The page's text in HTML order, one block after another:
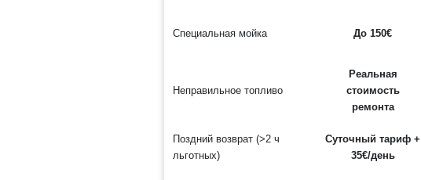
Специальная мойка До 150€
Неправильное топливо
Реальная
стоимость
ремонта
Поздний возврат (>2 ч
льготных)
Суточный тариф +
35€/день